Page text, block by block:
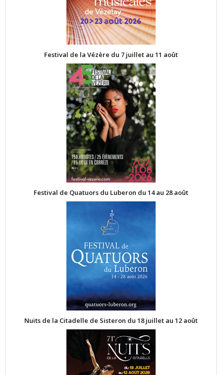
Festival de la Vézère du 7 juillet au 11 août
Festival de Quatuors du Luberon du 14 au 28 août
Nuits de la Citadelle de Sisteron du 18 juillet au 12 août